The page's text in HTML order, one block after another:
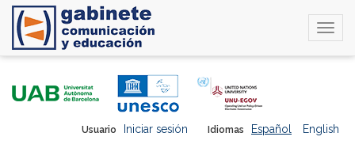
Idiomas Español English
Usuario Iniciar sesión